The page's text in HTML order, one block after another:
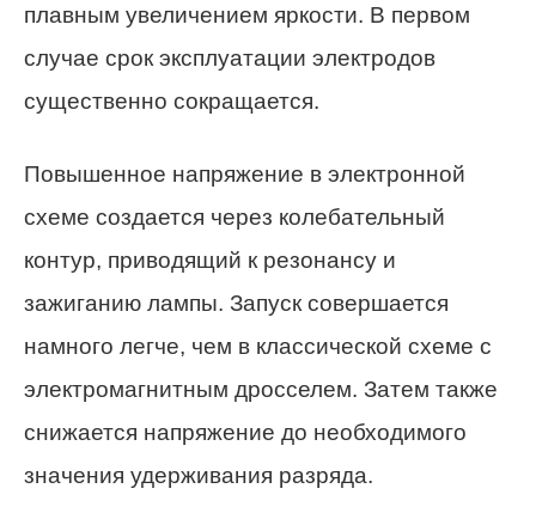
плавным увеличением яркости. В первом
случае срок эксплуатации электродов
существенно сокращается.
Повышенное напряжение в электронной
схеме создается через колебательный
контур, приводящий к резонансу и
зажиганию лампы. Запуск совершается
намного легче, чем в классической схеме с
электромагнитным дросселем. Затем также
снижается напряжение до необходимого
значения удерживания разряда.